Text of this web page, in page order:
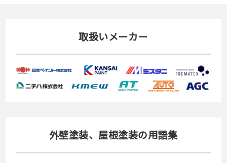
取扱いメーカー
外壁塗装、屋根塗装の用語集